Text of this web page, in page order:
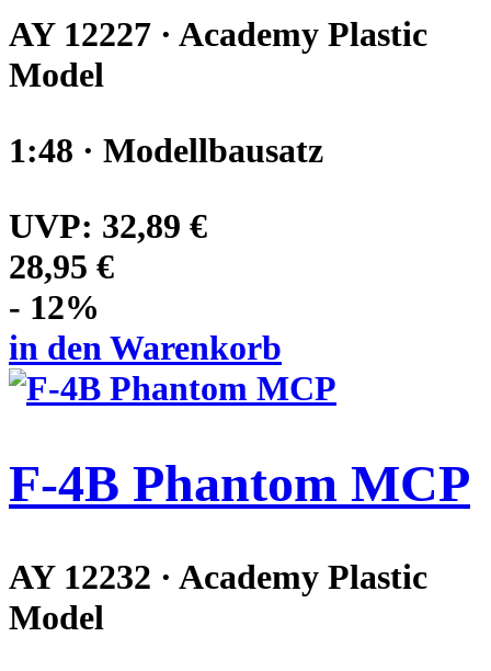
AY 12227 · Academy Plastic
Model
1:48 · Modellbausatz
UVP: 32,89 €
28,95 €
- 12%
in den Warenkorb
F-4B Phantom MCP
AY 12232 · Academy Plastic
Model